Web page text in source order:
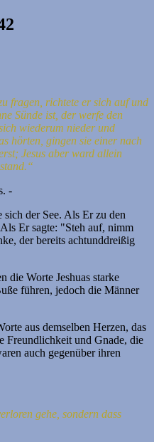
fragen, richtete er sich auf und
Sünde ist, der werfe den
wiederum nieder und
hörten, gingen sie einer nach
Jesus aber ward allein
-
der See. Als Er zu den
Er sagte: "Steh auf, nimm
der bereits achtunddreißig
die Worte Jeshuas starke
führen, jedoch die Männer
aus demselben Herzen, das
Freundlichkeit und Gnade, die
auch gegenüber ihren
gehe, sondern dass